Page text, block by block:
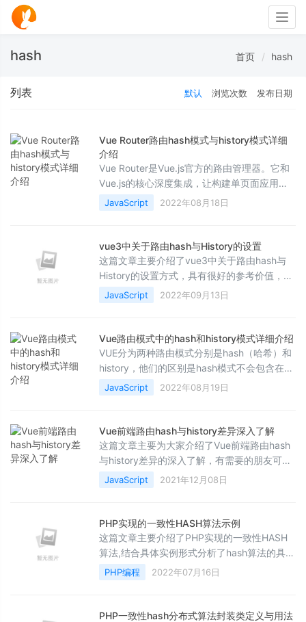
hash 首页 hash
列表 默认 浏览次数 发布日期
Vue Router路由hash模式与history模式详细
介绍
Vue Router是Vue.js官方的路由管理器。它和
Vue.js的核心深度集成，让构建单页面应用变
得易如反掌。路由实际上就是可以理解为指
向，就是我在页面上点击一个按钮需要跳转到
JavaScript 2022年08月18日
vue3中关于路由hash与History的设置
这篇文章主要介绍了vue3中关于路由hash与
History的设置方式，具有很好的参考价值，希
望对大家有所帮助。如有错误或未考虑完全的
地方，望不吝赐教
JavaScript 2022年09月13日
Vue路由模式中的hash和history模式详细介绍
VUE分为两种路由模式分别是hash（哈希）和
history，他们的区别是hash模式不会包含在
http请求中，并且不会重新加载页面，而使用
history模式的话，如果前端的url和后端发起请
history模式的话我们需要和后端进行配合
JavaScript 2022年08月19日
Vue前端路由hash与history差异深入了解
这篇文章主要为大家介绍了Vue前端路由hash
与history差异的深入了解，有需要的朋友可以
借鉴参考下，希望能够有所帮助，祝大家多多
进步，早日升职加薪
JavaScript 2021年12月08日
PHP实现的一致性HASH算法示例
这篇文章主要介绍了PHP实现的一致性HASH
算法,结合具体实例形式分析了hash算法的具体
定义与使用技巧,需要的朋友可以参考下
PHP编程 2022年07月16日
PHP一致性hash分布式算法封装类定义与用法